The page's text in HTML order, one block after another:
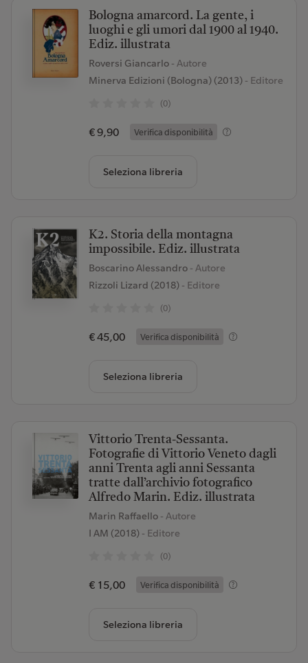
Bologna amarcord. La gente, i
luoghi e gli umori dal 1900 al 1940.
Ediz. illustrata
Roversi Giancarlo - Autore
Minerva Edizioni (Bologna) (2013)- Editore
(0)
€ 9,90 Verifica disponibilità
Seleziona libreria
K2. Storia della montagna
impossibile. Ediz. illustrata
Boscarino Alessandro - Autore
Rizzoli Lizard (2018)- Editore
(0)
€ 45,00 Verifica disponibilità
Seleziona libreria
Vittorio Trenta-Sessanta.
Fotografie di Vittorio Veneto dagli
anni Trenta agli anni Sessanta
tratte dall’archivio fotografico
Alfredo Marin. Ediz. illustrata
Marin Raffaello - Autore
I AM (2018)- Editore
(0)
€ 15,00 Verifica disponibilità
Seleziona libreria